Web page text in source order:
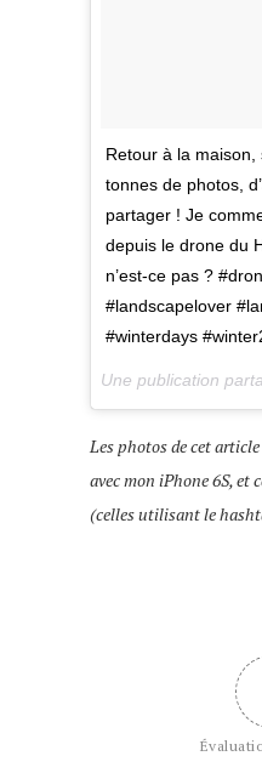
Retour à la
tonnes de photos,
partager ! Je
depuis le drone du
n’est-ce pas ?
#landscapelover
#winterdays
Les photos de cet
avec mon iPhone 6S, et
(celles utilisant le